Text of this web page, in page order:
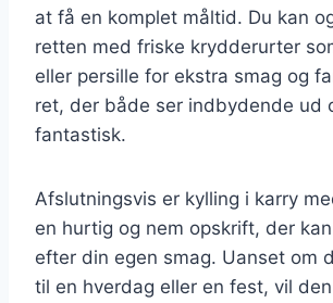
at få en komplet måltid. Du kan
retten med friske krydderurter
eller persille for ekstra smag og
ret, der både ser indbydende ud
fantastisk.
Afslutningsvis er kylling i karry
en hurtig og nem opskrift, der
efter din egen smag. Uanset om
til en hverdag eller en fest, vil